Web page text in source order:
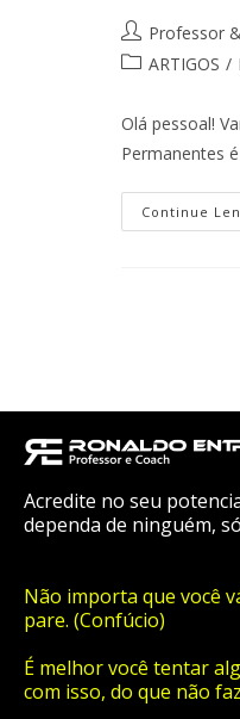
Professor
ARTIGOS /
Olá pessoal!
Permanentes
Continue
Acredite no seu
dependa de ninguém,
Não importa que você
pare. (Confúcio)
É melhor você tentar
com isso, do que não